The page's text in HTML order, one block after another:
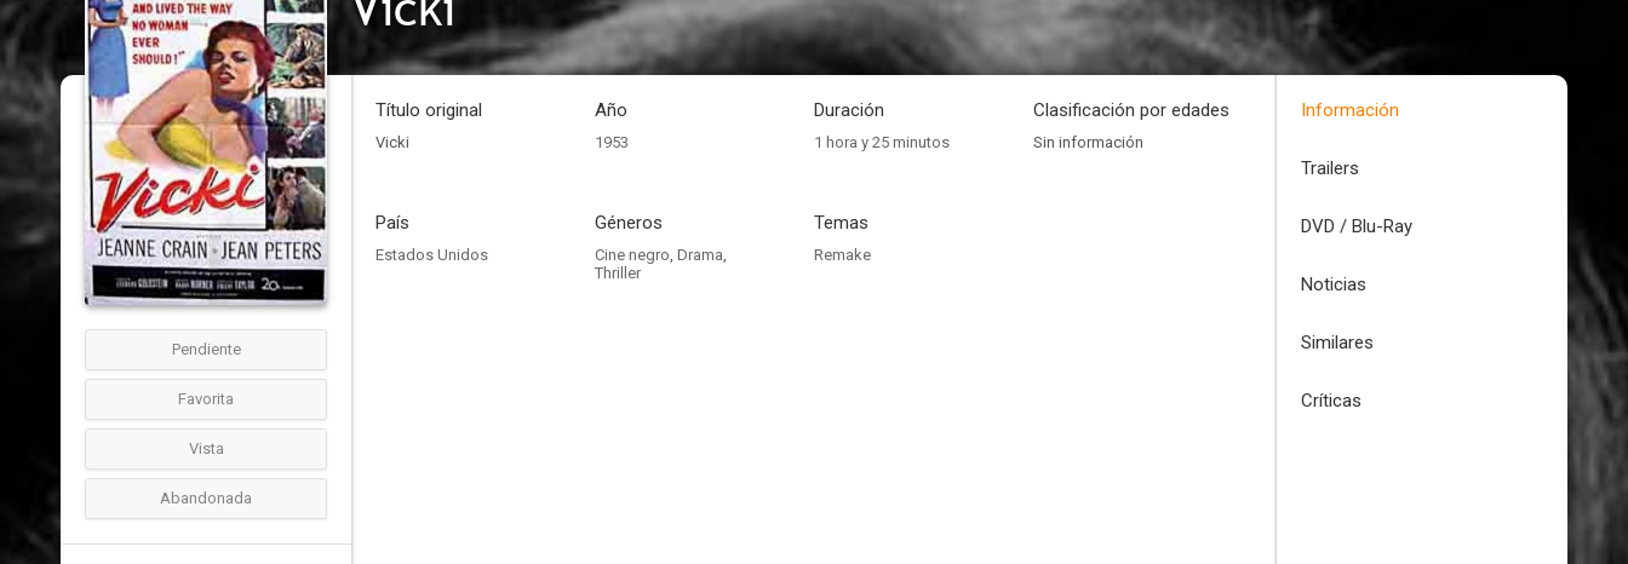
Pendiente
Favorita
Vista
Abandonada
Título original
Vicki
Año
1953
Duración
1 hora y 25 minutos
Clasificación por edades
Sin información
País
Estados Unidos
Géneros
Cine negro, Drama,
Thriller
Temas
Remake
Información
Trailers
DVD / Blu-Ray
Noticias
Similares
Críticas